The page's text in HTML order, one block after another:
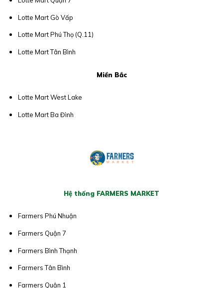
Lotte Mart Gò Vấp
Lotte Mart Phú Thọ (Q.11)
Lotte Mart Tân Bình
Miền Bắc
Lotte Mart West Lake
Lotte Mart Ba Đình
Hệ thống FARMERS MARKET
Farmers Phú Nhuận
Farmers Quận 7
Farmers Bình Thạnh
Farmers Tân Bình
Farmers Quận 1